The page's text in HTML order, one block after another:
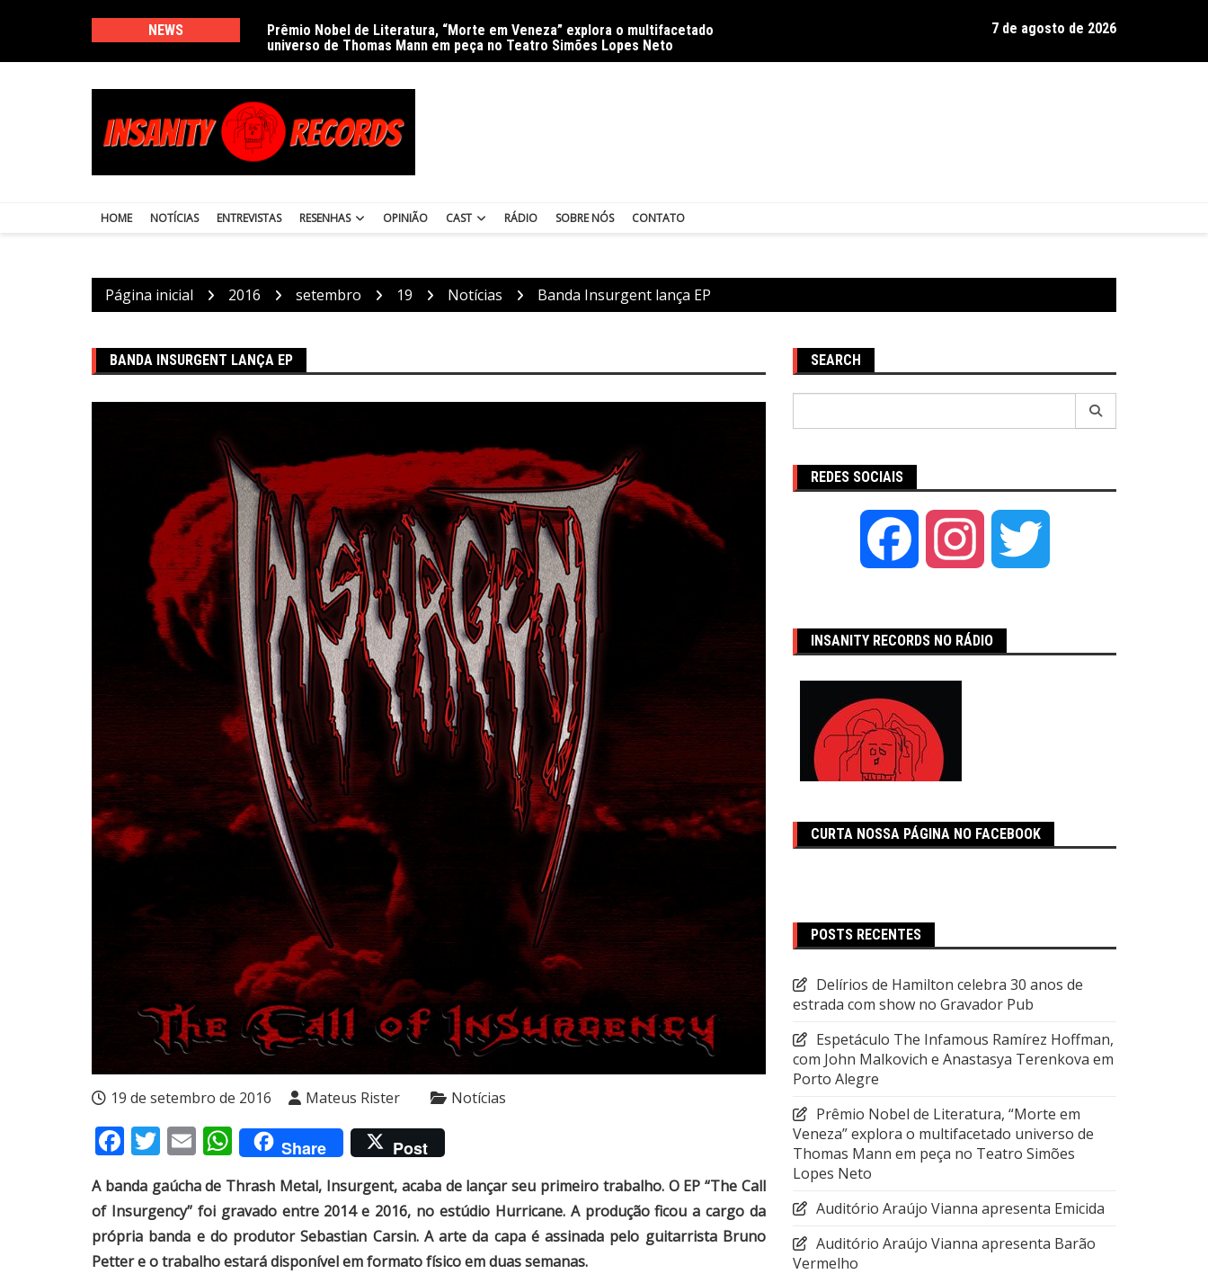
conteúdo
NEWS
Prêmio Nobel de Literatura, “Morte em Veneza” explora o multifacetado
universo de Thomas Mann em peça no Teatro Simões Lopes Neto
Delírios de Hamilton celebra 30 anos de estrada com show no Gravador
7 de agosto de 2026
HOME NOTÍCIAS ENTREVISTAS RESENHAS OPINIÃO CAST RÁDIO SOBRE NÓS CONTATO
Página inicial 2016 setembro 19 Notícias Banda Insurgent lança EP
BANDA INSURGENT LANÇA EP
19 de setembro de 2016 Mateus Rister Notícias
Facebook
Twitter
EmailWhatsApp
Share Post
A banda gaúcha de Thrash Metal, Insurgent, acaba de lançar seu primeiro trabalho. O EP “The Call
of Insurgency” foi gravado entre 2014 e 2016, no estúdio Hurricane. A produção ficou a cargo da
própria banda e do produtor Sebastian Carsin. A arte da capa é assinada pelo guitarrista Bruno
Petter e o trabalho estará disponível em formato físico em duas semanas.
SEARCH
REDES SOCIAIS
Facebook Instagram
INSANITY RECORDS NO RÁDIO
CURTA NOSSA PÁGINA NO FACEBOOK
POSTS RECENTES
Delírios de Hamilton celebra 30 anos de
estrada com show no Gravador Pub
Espetáculo The Infamous Ramírez Hoffman,
com John Malkovich e Anastasya Terenkova em
Porto Alegre
Prêmio Nobel de Literatura, “Morte em
Veneza” explora o multifacetado universo de
Thomas Mann em peça no Teatro Simões
Lopes Neto
Auditório Araújo Vianna apresenta Emicida
Auditório Araújo Vianna apresenta Barão
Vermelho